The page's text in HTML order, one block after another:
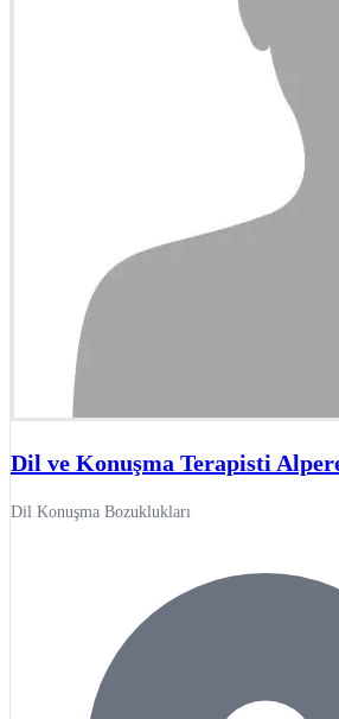
Dil ve Konuşma Terapisti
Dil Konuşma Bozuklukları